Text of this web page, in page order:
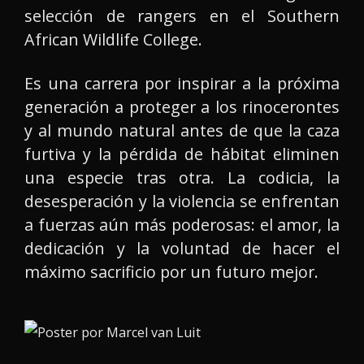
selección de rangers en el Southern
African Wildlife College.
Es una carrera por inspirar a la próxima
generación a proteger a los rinocerontes
y al mundo natural antes de que la caza
furtiva y la pérdida de hábitat eliminen
una especie tras otra. La codicia, la
desesperación y la violencia se enfrentan
a fuerzas aún más poderosas: el amor, la
dedicación y la voluntad de hacer el
máximo sacrificio por un futuro mejor.